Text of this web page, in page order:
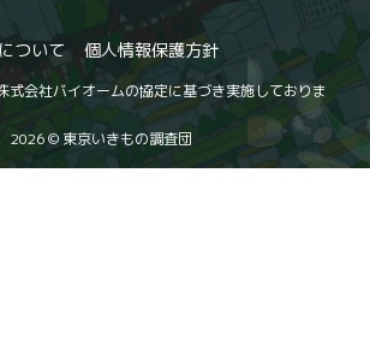
ついて 個人情報保護方針
式会社バイオームの協定に基づき実施しておりま
2026 © 東京いきもの調査団